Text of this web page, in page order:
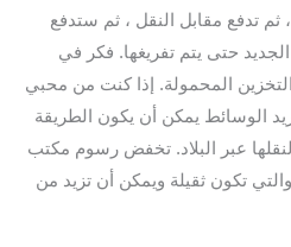
تدفع مقابل النقل ، ثم ستدفع
حتى يتم تفريغها. فكر في
المحمولة. إذا كنت من محبي
الوسائط يمكن أن يكون الطريقة
لنقلها عبر البلاد. تخفض رسوم مكتب
تكون ثقيلة ويمكن أن تزيد من